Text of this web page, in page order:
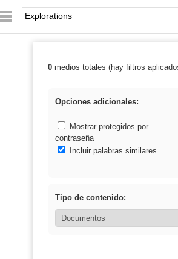
Palabra o frase:
Resultados de:
0medios totales (hay filtros
Opciones adicionales:
Mostrar protegidos por
contraseña
Incluir palabras similares
Tipo de contenido: